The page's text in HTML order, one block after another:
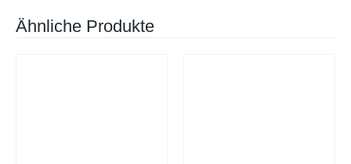
Ähnliche Produkte